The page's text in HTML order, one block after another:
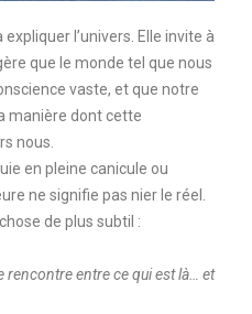
l’univers. Elle invite à
que le monde tel que nous
vaste, et que notre
manière dont cette
nous.
en pleine canicule ou
ne signifie pas nier le réel.
de plus subtil :
rencontre entre ce qui est là… et